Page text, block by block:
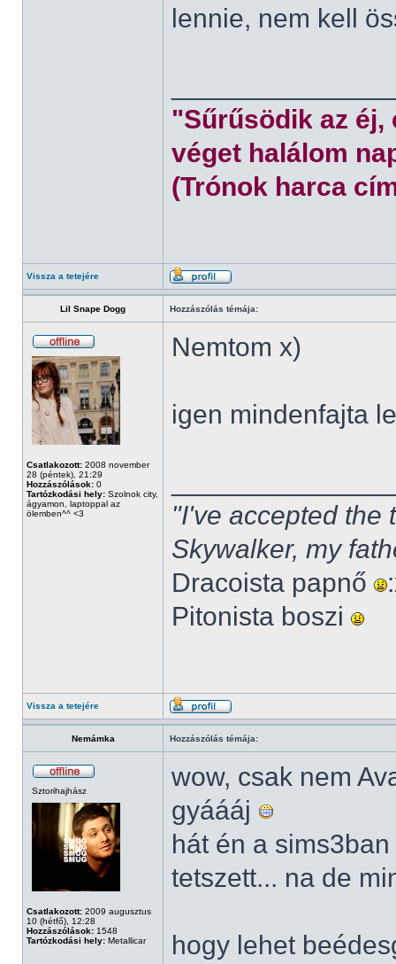
lennie, nem kell
"Sűrűsödik az éj,
véget halálom
(Trónok harca
Vissza a tetejére
Lil Snape Dogg Hozzászólás témája:
Csatlakozott: 2008 november
28 (péntek), 21:29
Hozzászólások: 0
Tartózkodási hely: Szolnok city,
ágyamon, laptoppal az
ölemben^^ <3
Nemtom x)
igen mindenfajta
"I've accepted the
Skywalker, my
Dracoista papnő
Pitonista boszi
Vissza a tetejére
Nemámka Hozzászólás témája:
Sztorihajhász
Csatlakozott: 2009 augusztus
10 (hétfő), 12:28
Hozzászólások: 1548
Tartózkodási hely: Metallicar
wow, csak nem
gyáááj
hát én a
tetszett... na de
hogy lehet